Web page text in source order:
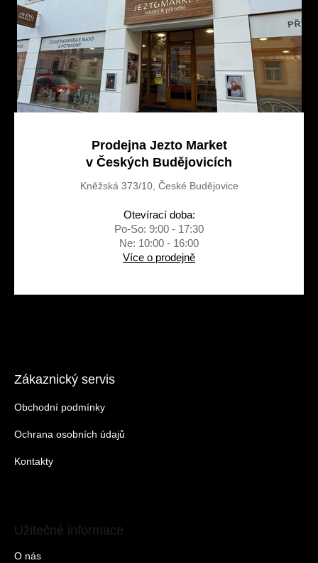
Prodejna Jezto Market
v Českých Budějovicích
Kněžská 373/10, České Budějovice
Otevírací doba:
Po-So: 9:00 - 17:30
Ne: 10:00 - 16:00
Více o prodejně
Zákaznický servis
Obchodní podmínky
Ochrana osobních údajů
Kontakty
Užitečné informace
O nás